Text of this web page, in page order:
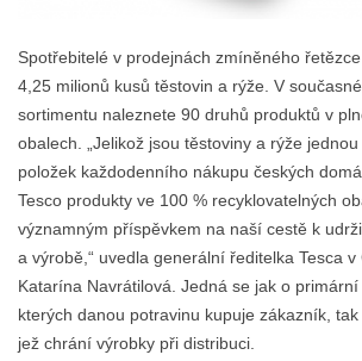
Spotřebitelé v prodejnách zmíněného
4,25 milionů kusů těstovin a rýže. V
sortimentu naleznete 90 druhů produktů v
obalech. „Jelikož jsou těstoviny a rýže
položek každodenního nákupu českých
Tesco produkty ve 100 % recyklovatelných
významným příspěvkem na naší cestě k
a výrobě,“ uvedla generální ředitelka Tesca v
Katarína Navrátilová. Jedná se jak o primární
kterých danou potravinu kupuje zákazník,
jež chrání výrobky při distribuci.